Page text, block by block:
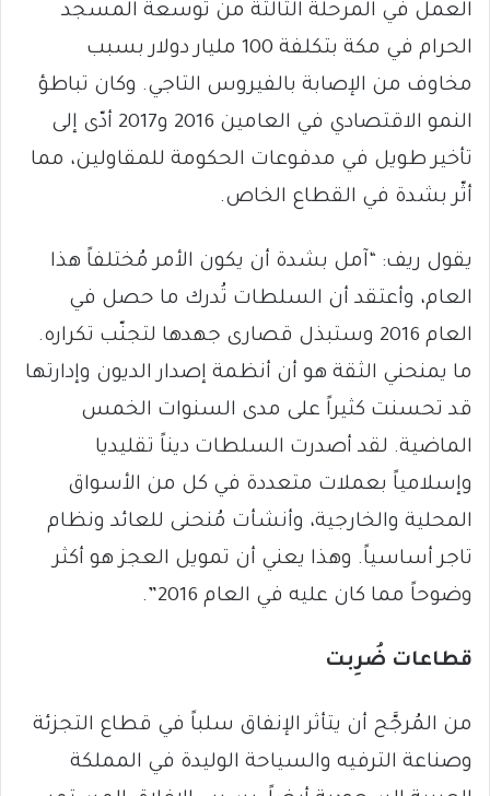
العمل في المرحلة الثالثة من توسعة المسجد
الحرام في مكة بتكلفة 100 مليار دولار بسبب
مخاوف من الإصابة بالفيروس التاجي. وكان تباطؤ
النمو الاقتصادي في العامين 2016 و2017 أدّى إلى
تأخير طويل في مدفوعات الحكومة للمقاولين، مما
أثّر بشدة في القطاع الخاص.
يقول ريف: “آمل بشدة أن يكون الأمر مُختلفاً هذا
العام، وأعتقد أن السلطات تُدرك ما حصل في
العام 2016 وستبذل قصارى جهدها لتجنّب تكراره.
ما يمنحني الثقة هو أن أنظمة إصدار الديون وإدارتها
قد تحسنت كثيراً على مدى السنوات الخمس
الماضية. لقد أصدرت السلطات ديناً تقليديا
وإسلامياً بعملات متعددة في كل من الأسواق
المحلية والخارجية، وأنشأت مُنحنى للعائد ونظام
تاجر أساسياً. وهذا يعني أن تمويل العجز هو أكثر
وضوحاً مما كان عليه في العام 2016”.
قطاعات ضُرِبت
من المُرجَّح أن يتأثر الإنفاق سلباً في قطاع التجزئة
وصناعة الترفيه والسياحة الوليدة في المملكة